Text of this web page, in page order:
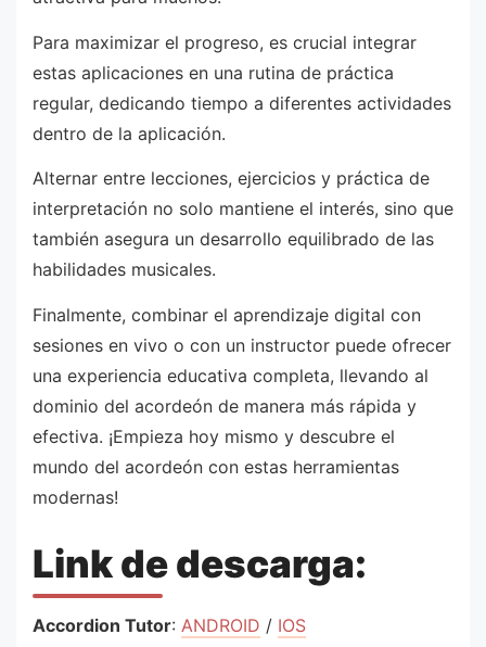
Para maximizar el progreso, es crucial integrar
estas aplicaciones en una rutina de práctica
regular, dedicando tiempo a diferentes actividades
dentro de la aplicación.
Alternar entre lecciones, ejercicios y práctica de
interpretación no solo mantiene el interés, sino que
también asegura un desarrollo equilibrado de las
habilidades musicales.
Finalmente, combinar el aprendizaje digital con
sesiones en vivo o con un instructor puede ofrecer
una experiencia educativa completa, llevando al
dominio del acordeón de manera más rápida y
efectiva. ¡Empieza hoy mismo y descubre el
mundo del acordeón con estas herramientas
modernas!
Link de descarga:
Accordion Tutor: ANDROID / IOS